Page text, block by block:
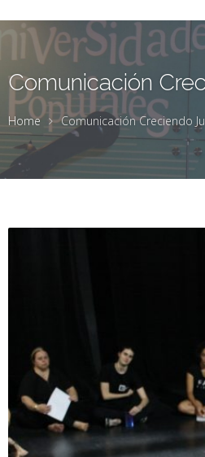
Comunicación
Home Comunicación Creciendo